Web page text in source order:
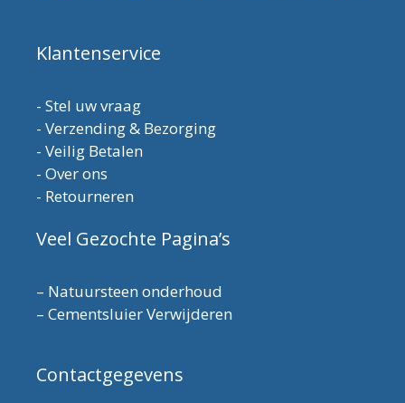
Klantenservice
- Stel uw vraag
- Verzending & Bezorging
- Veilig Betalen
- Over ons
- Retourneren
Veel Gezochte Pagina’s
– Natuursteen onderhoud
– Cementsluier Verwijderen
Contactgegevens